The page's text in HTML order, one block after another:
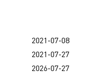
2021-07-08
2021-07-27
2026-07-27